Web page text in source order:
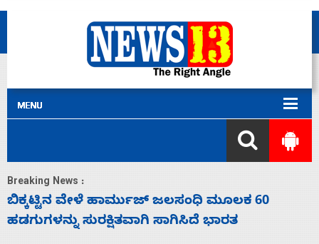
Breaking News :
ನಾಗೇಂದ್ರ ರಾಜೀನಾಮೆ ಕೊಡದಿದ್ದರೆ ಸದನ ನಡೆಸಲು
ಬಿಡೆವು: ಛಲವಾದಿ ನಾರಾಯಣಸ್ವಾಮಿ